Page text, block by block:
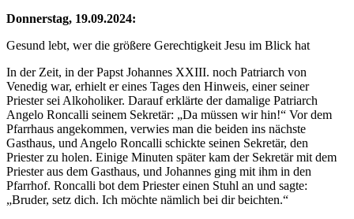
Donnerstag, 19.09.2024:
Gesund lebt, wer die größere Gerechtigkeit Jesu im Blick hat
In der Zeit, in der Papst Johannes XXIII. noch Patriarch von
Venedig war, erhielt er eines Tages den Hinweis, einer seiner
Priester sei Alkoholiker. Darauf erklärte der damalige Patriarch
Angelo Roncalli seinem Sekretär: „Da müssen wir hin!“ Vor dem
Pfarrhaus angekommen, verwies man die beiden ins nächste
Gasthaus, und Angelo Roncalli schickte seinen Sekretär, den
Priester zu holen. Einige Minuten später kam der Sekretär mit dem
Priester aus dem Gasthaus, und Johannes ging mit ihm in den
Pfarrhof. Roncalli bot dem Priester einen Stuhl an und sagte:
„Bruder, setz dich. Ich möchte nämlich bei dir beichten.“